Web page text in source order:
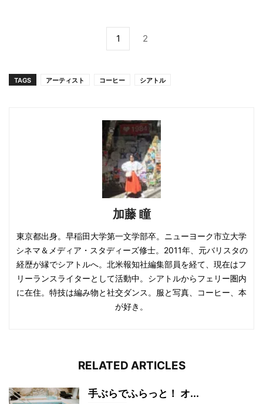
1 2
TAGS アーティスト コーヒー シアトル
加藤 瞳
東京都出身。早稲田大学第一文学部卒。ニューヨーク市立大学
シネマ＆メディア・スタディーズ修士。2011年、元バリスタの
経歴が縁でシアトルへ。北米報知社編集部員を経て、現在はフ
リーランスライターとして活動中。シアトルからフェリー圏内
に在住。特技は編み物と社交ダンス。服と写真、コーヒー、本
が好き。
RELATED ARTICLES
手ぶらでふらっと！ オ...